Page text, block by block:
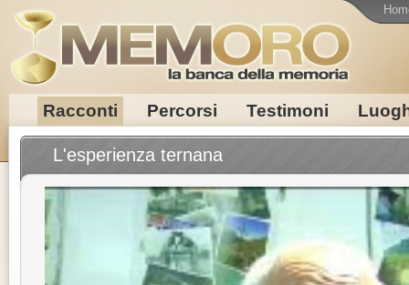
Racconti Percorsi Testimoni
L'esperienza ternana